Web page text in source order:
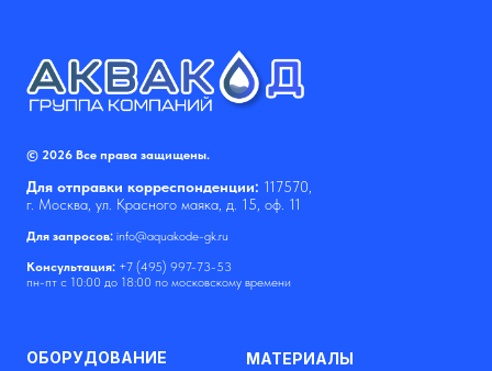
© 2026 Все права защищены.
Для отправки корреспонденции: 117570,
г. Москва, ул. Красного маяка, д. 15, оф. 11
Для запросов: info@aquakode-gk.ru
Консультация: +7 (495) 997-73-53
пн-пт с 10:00 до 18:00 по московскому времени
ОБОРУДОВАНИЕ
МАТЕРИАЛЫ